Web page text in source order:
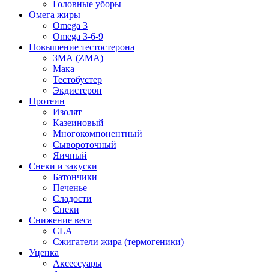
Головные уборы
Омега жиры
Omega 3
Omega 3-6-9
Повышение тестостерона
ЗМА (ZMA)
Мака
Тестобустер
Экдистерон
Протеин
Изолят
Казеиновый
Многокомпонентный
Сывороточный
Яичный
Снеки и закуски
Батончики
Печенье
Сладости
Снеки
Снижение веса
CLA
Сжигатели жира (термогеники)
Уценка
Аксессуары